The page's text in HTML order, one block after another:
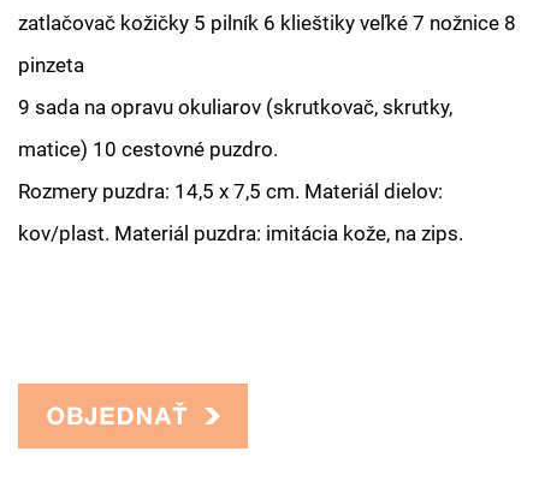
zatlačovač kožičky 5 pilník 6 klieštiky veľké 7 nožnice 8
pinzeta
9 sada na opravu okuliarov (skrutkovač, skrutky,
matice) 10 cestovné puzdro.
Rozmery puzdra: 14,5 x 7,5 cm. Materiál dielov:
kov/plast. Materiál puzdra: imitácia kože, na zips.